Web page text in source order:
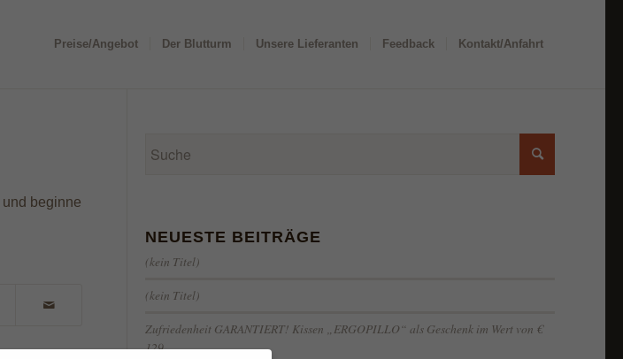
Preise/Angebot Der Blutturm Unsere Lieferanten Feedback Kontakt/Anfahrt
beginne
NEUESTE BEITRÄGE
(kein Titel)
(kein Titel)
Zufriedenheit GARANTIERT! Kissen „ERGOPILLO“ als Geschenk im Wert von €
129,–